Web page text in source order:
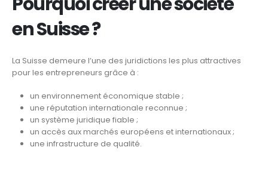
en Suisse ?
La Suisse demeure l’une des juridictions les plus attractives
pour les entrepreneurs grâce à :
un environnement économique stable ;
une réputation internationale reconnue ;
un système juridique fiable ;
un accès aux marchés européens et internationaux ;
une infrastructure de qualité.